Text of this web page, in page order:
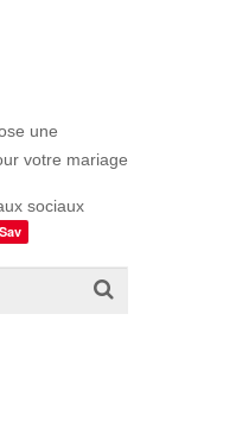
une
votre mariage
sociaux
Sav